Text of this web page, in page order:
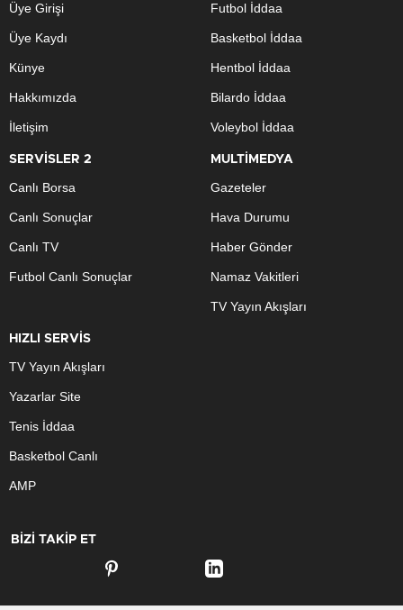
Üye Girişi
Üye Kaydı
Künye
Hakkımızda
İletişim
Futbol İddaa
Basketbol İddaa
Hentbol İddaa
Bilardo İddaa
Voleybol İddaa
SERVİSLER 2
Canlı Borsa
Canlı Sonuçlar
Canlı TV
Futbol Canlı Sonuçlar
MULTİMEDYA
Gazeteler
Hava Durumu
Haber Gönder
Namaz Vakitleri
TV Yayın Akışları
HIZLI SERVİS
TV Yayın Akışları
Yazarlar Site
Tenis İddaa
Basketbol Canlı
AMP
BİZİ TAKİP ET